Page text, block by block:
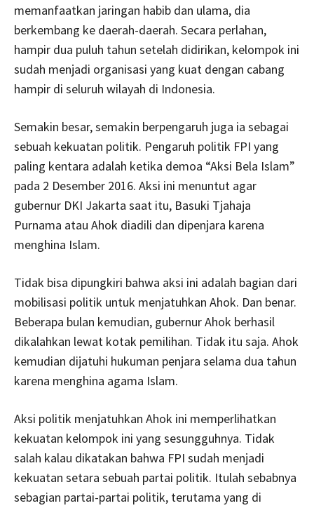
memanfaatkan jaringan habib dan ulama, dia
berkembang ke daerah-daerah. Secara perlahan,
hampir dua puluh tahun setelah didirikan, kelompok ini
sudah menjadi organisasi yang kuat dengan cabang
hampir di seluruh wilayah di Indonesia.
Semakin besar, semakin berpengaruh juga ia sebagai
sebuah kekuatan politik. Pengaruh politik FPI yang
paling kentara adalah ketika demoa “Aksi Bela Islam”
pada 2 Desember 2016. Aksi ini menuntut agar
gubernur DKI Jakarta saat itu, Basuki Tjahaja
Purnama atau Ahok diadili dan dipenjara karena
menghina Islam.
Tidak bisa dipungkiri bahwa aksi ini adalah bagian dari
mobilisasi politik untuk menjatuhkan Ahok. Dan benar.
Beberapa bulan kemudian, gubernur Ahok berhasil
dikalahkan lewat kotak pemilihan. Tidak itu saja. Ahok
kemudian dijatuhi hukuman penjara selama dua tahun
karena menghina agama Islam.
Aksi politik menjatuhkan Ahok ini memperlihatkan
kekuatan kelompok ini yang sesungguhnya. Tidak
salah kalau dikatakan bahwa FPI sudah menjadi
kekuatan setara sebuah partai politik. Itulah sebabnya
sebagian partai-partai politik, terutama yang di